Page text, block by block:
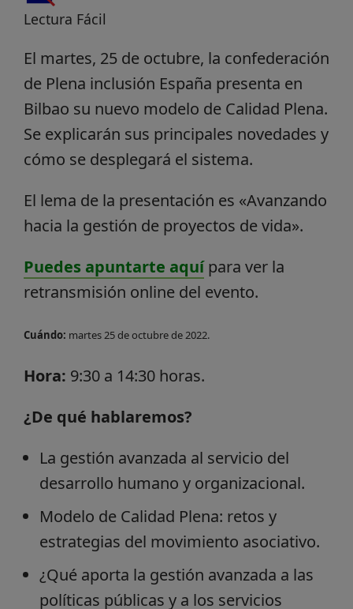
Lectura Fácil
El martes, 25 de octubre, la confederación
de Plena inclusión España presenta en
Bilbao su nuevo modelo de Calidad Plena.
Se explicarán sus principales novedades y
cómo se desplegará el sistema.
El lema de la presentación es «Avanzando
hacia la gestión de proyectos de vida».
Puedes apuntarte aquípara ver la
retransmisión online del evento.
Cuándo: martes 25 de octubre de 2022.
Hora: 9:30 a 14:30 horas.
¿De qué hablaremos?
La gestión avanzada al servicio del
desarrollo humano y organizacional.
Modelo de Calidad Plena: retos y
estrategias del movimiento asociativo.
¿Qué aporta la gestión avanzada a las
políticas públicas y a los servicios